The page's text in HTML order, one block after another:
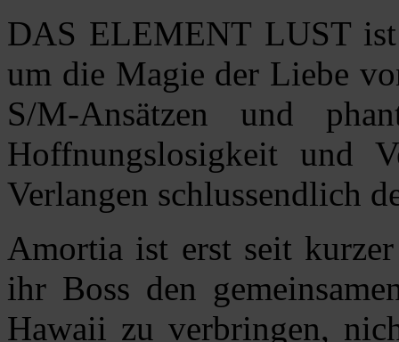
DAS ELEMENT LUST
um die Magie der Liebe
S/M-Ansätzen und
Hoffnungslosigkeit und
Verlangen schlussendlich
Amortia ist erst seit
ihr Boss den
Hawaii zu verbringen,